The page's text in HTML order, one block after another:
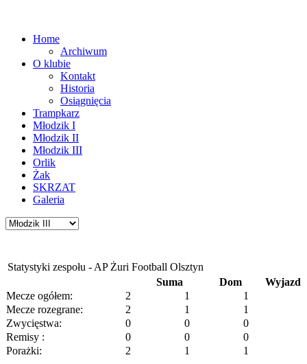
Home
Archiwum
O klubie
Kontakt
Historia
Osiągnięcia
Trampkarz
Młodzik I
Młodzik II
Młodzik III
Orlik
Żak
SKRZAT
Galeria
Statystyki zespołu - AP Żuri Football Olsztyn
Suma
Dom
Wyjazd
Mecze ogółem:
2 1
1
Mecze rozegrane:
2 1
1
Zwycięstwa:
0 0
0
Remisy :
0 0
0
Porażki:
2 1 1